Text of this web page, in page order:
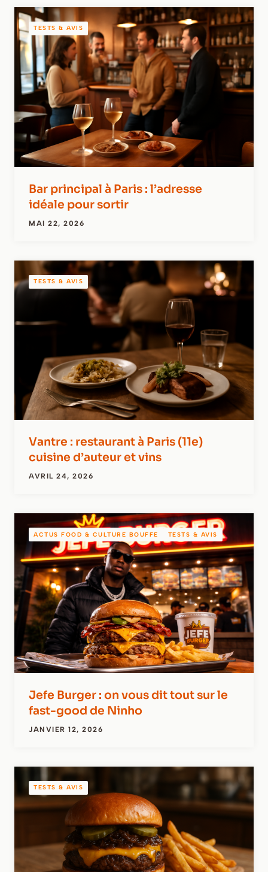
TESTS & AVIS
Bar principal à Paris : l’adresse
idéale pour sortir
MAI 22, 2026
TESTS & AVIS
Vantre : restaurant à Paris (11e)
cuisine d’auteur et vins
AVRIL 24, 2026
ACTUS FOOD & CULTURE BOUFFE TESTS & AVIS
Jefe Burger : on vous dit tout sur le
fast-good de Ninho
JANVIER 12, 2026
TESTS & AVIS